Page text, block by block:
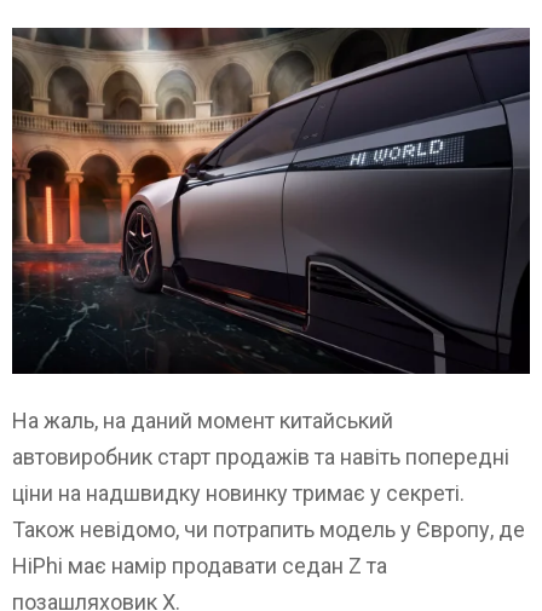
На жаль, на даний момент китайський
автовиробник старт продажів та навіть попередні
ціни на надшвидку новинку тримає у секреті.
Також невідомо, чи потрапить модель у Європу, де
HiPhi має намір продавати седан Z та
позашляховик X.